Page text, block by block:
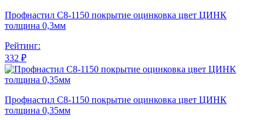
Профнастил С8-1150 покрытие оцинковка цвет ЦИНК
толщина 0,3мм
Рейтинг:
332 ₽
Профнастил С8-1150 покрытие оцинковка цвет ЦИНК
толщина 0,35мм